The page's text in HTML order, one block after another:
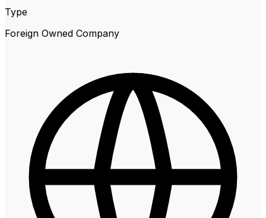
Type
Foreign Owned Company